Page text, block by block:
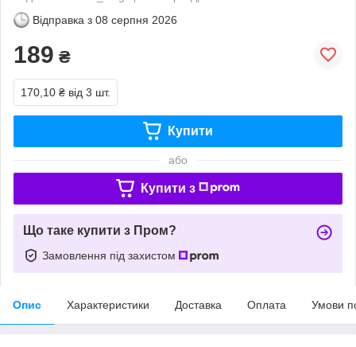
Відправка з 08 серпня 2026
189 ₴
170,10 ₴ від 3 шт.
Купити
або
Купити з
Що таке купити з Пром?
Замовлення під захистом
Опис Характеристики Доставка Оплата Умови